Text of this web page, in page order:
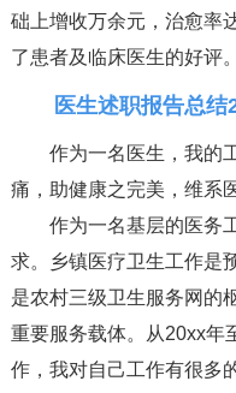
础上增收万余元，治愈率
了患者及临床医生的好评。
医生述职报告总结
作为一名医生，我的
痛，助健康之完美，维系
作为一名基层的医务
求。乡镇医疗卫生工作是
是农村三级卫生服务网的
重要服务载体。从20xx年
作，我对自己工作有很多